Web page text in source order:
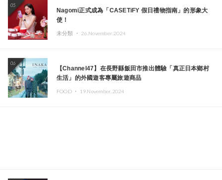
05
Nagomi正式成為「CASETiFY 假日禮物指南」的形象大
使！
未分類 ・ 26.November.2024
06
【Channel47】在長野縣飯田市推出體驗「真正日本鄉村
生活」的外國遊客專屬旅遊商品
FOOD ・ 19.November.2024